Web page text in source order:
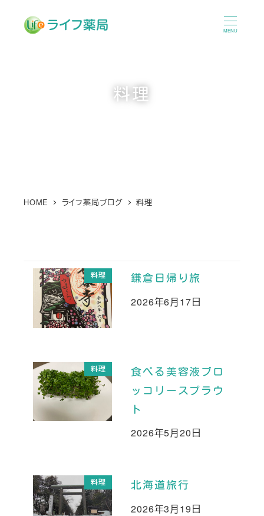
MENU
料理
HOME ライフ薬局ブログ 料理
料理 鎌倉日帰り旅
投稿日
2026年6月17日
料理
食べる美容液ブロ
ッコリースプラウ
ト
投稿日
2026年5月20日
料理 北海道旅行
2026年3月19日